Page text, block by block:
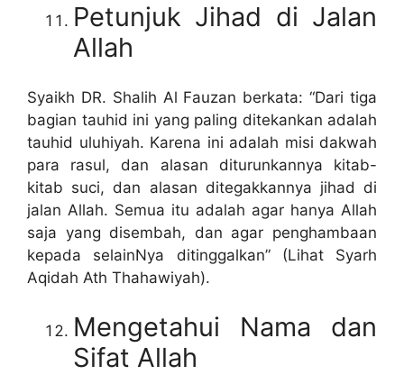
Petunjuk Jihad di Jalan
Allah
Syaikh DR. Shalih Al Fauzan berkata: “Dari tiga
bagian tauhid ini yang paling ditekankan adalah
tauhid uluhiyah. Karena ini adalah misi dakwah
para rasul, dan alasan diturunkannya kitab-
kitab suci, dan alasan ditegakkannya jihad di
jalan Allah. Semua itu adalah agar hanya Allah
saja yang disembah, dan agar penghambaan
kepada selainNya ditinggalkan” (Lihat Syarh
Aqidah Ath Thahawiyah).
Mengetahui Nama dan
Sifat Allah